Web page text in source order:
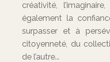
créativité,
également la
surpasser et à
citoyenneté, du
de l’autre...